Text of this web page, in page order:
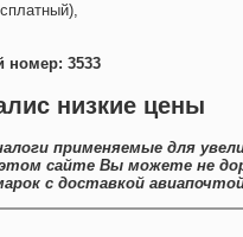
номер: 3533
низкие цены
применяемые для
сайте Вы можете не
с доставкой